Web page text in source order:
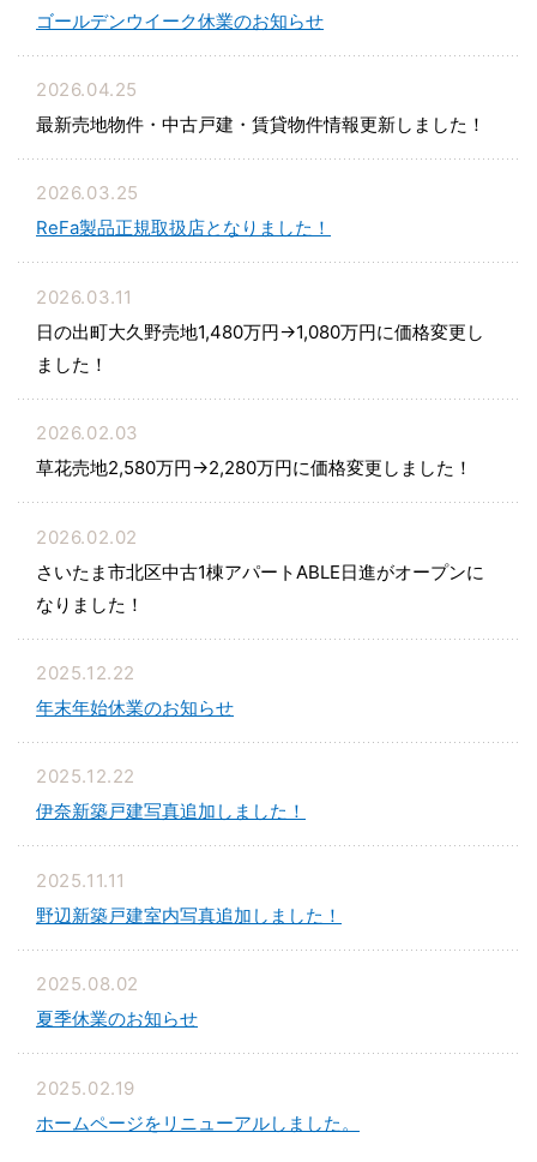
ゴールデンウイーク休業のお知らせ
2026.04.25
最新売地物件・中古戸建・賃貸物件情報更新しました！
2026.03.25
ReFa製品正規取扱店となりました！
2026.03.11
日の出町大久野売地1,480万円→1,080万円に価格変更し
ました！
2026.02.03
草花売地2,580万円→2,280万円に価格変更しました！
2026.02.02
さいたま市北区中古1棟アパートABLE日進がオープンに
なりました！
2025.12.22
年末年始休業のお知らせ
2025.12.22
伊奈新築戸建写真追加しました！
2025.11.11
野辺新築戸建室内写真追加しました！
2025.08.02
夏季休業のお知らせ
2025.02.19
ホームページをリニューアルしました。